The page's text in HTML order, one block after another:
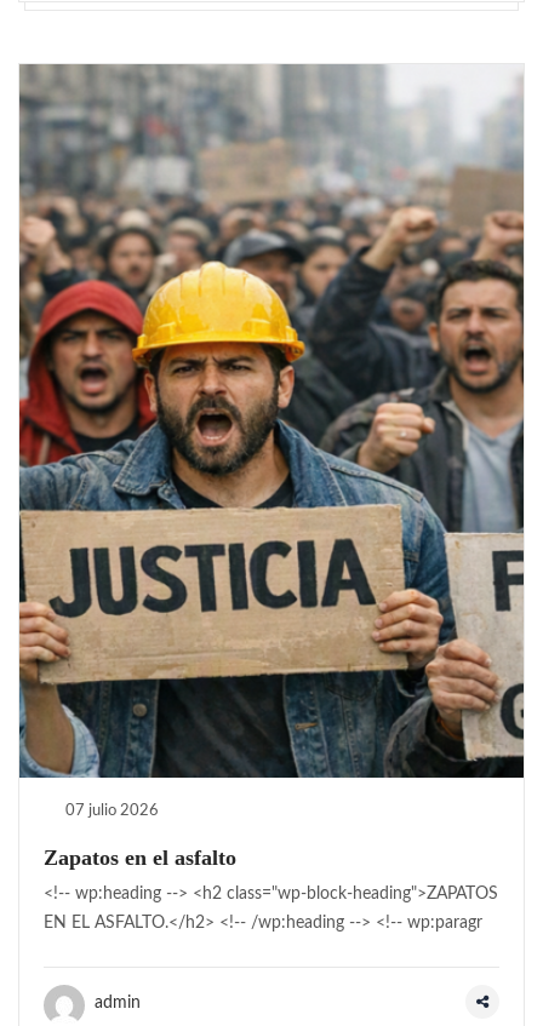
07 julio 2026
Zapatos en el asfalto
<!-- wp:heading --> <h2 class="wp-block-heading">ZAPATOS
EN EL ASFALTO.</h2> <!-- /wp:heading --> <!-- wp:paragr
admin